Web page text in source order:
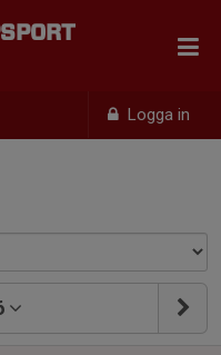
Logga in